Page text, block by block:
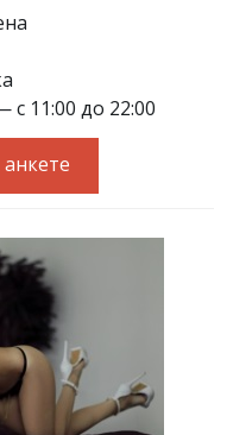
с 11:00 до 22:00